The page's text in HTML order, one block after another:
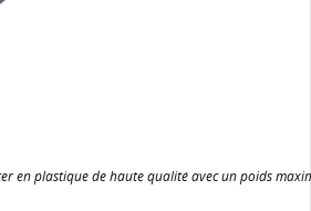
en plastique de haute qualité avec un poids